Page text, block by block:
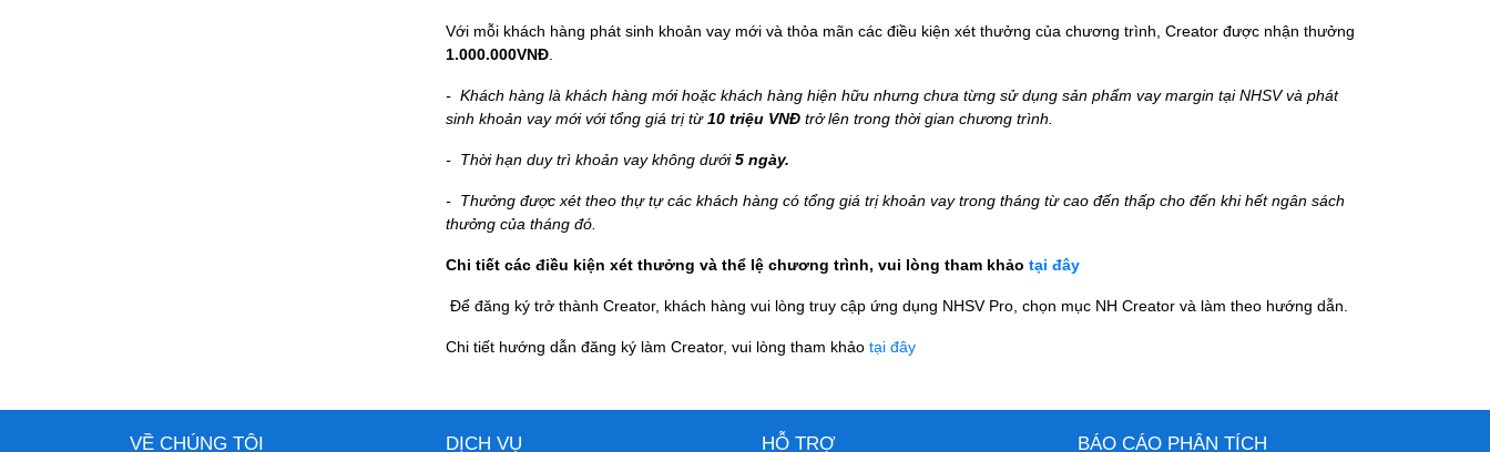
Với mỗi khách hàng phát sinh khoản vay mới và thỏa mãn các điều kiện xét thưởng của chương trình , Creator được nhận thưởng
1.000.000VNĐ
- Khách hàng là khách hàng mới hoặc khách hàng hiện hữu nhưng chưa từng sử dụng sản phẩm vay margin tại NHSV và phát
sinh khoản vay mới với tổng giá trị từ10 triệu VNĐ trở lên trong thời gian chương trình.
- Thời hạn duy trì khoản vay không dưới5 ngày.
- Thưởng được xét theo thự tự các khách hàng có tổng giá trị khoản vay trong tháng từ cao đến thấp cho đến khi hết ngân sách
thưởng của tháng đó.
Chi tiết các điều kiện xét thưởng và thể lệ chương trình, vui lòng tham khảo tại đây
Để đăng ký trở thành Creator, khách hàng vui lòng truy cập ứng dụng NHSV Pro, chọn mục NH Creator và làm theo hướng dẫn.
Chi tiết hướng dẫn đăng ký làm Creator, vui lòng tham khảo tại đây
VỀ CHÚNG TÔI DỊCH VỤ HỖ TRỢ BÁO CÁO PHÂN TÍCH